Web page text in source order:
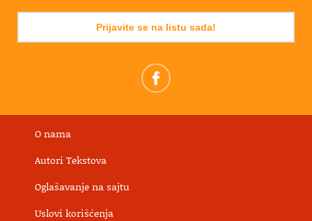
Prijavite se na listu sada!
O nama
Autori Tekstova
Oglašavanje na sajtu
Uslovi korišćenja